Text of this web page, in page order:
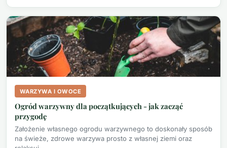
WARZYWA I OWOCE
Ogród warzywny dla początkujących - jak zacząć
przygodę
Założenie własnego ogrodu warzywnego to doskonały sposób
na świeże, zdrowe warzywa prosto z własnej ziemi oraz